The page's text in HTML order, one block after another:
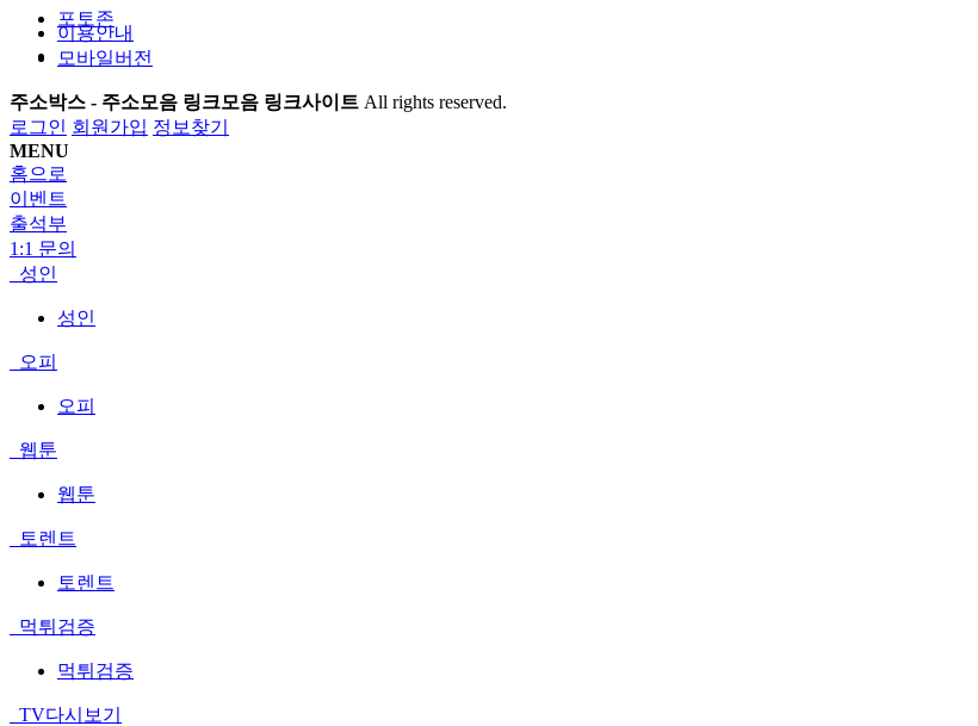
포토존
이용안내
모바일버전
주소박스 - 주소모음 링크모음 링크사이트 All rights reserved.
로그인 회원가입 정보찾기
MENU
홈으로
이벤트
출석부
1:1 문의
성인
성인
오피
오피
웹툰
웹툰
토렌트
토렌트
먹튀검증
먹튀검증
TV다시보기